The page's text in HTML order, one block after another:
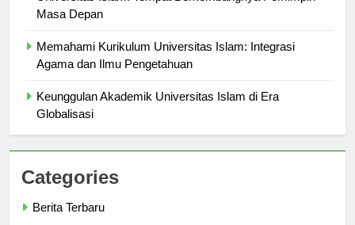
Universitas Islam: Tempat Berkembangnya Pemimpin
Memahami Kurikulum Universitas Islam: Integrasi
Keunggulan Akademik Universitas Islam di Era
Categories